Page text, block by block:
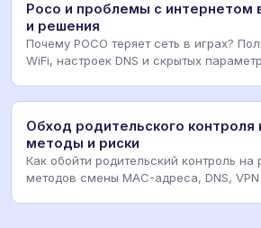
Poco и проблемы с интернетом
и решения
Почему POCO теряет сеть в играх?
WiFi, настроек DNS и скрытых
Обход родительского контроля
методы и риски
Как обойти родительский контроль на
методов смены MAC-адреса, DNS,